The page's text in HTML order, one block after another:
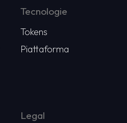
Tecnologie
Tokens
Piattaforma
Legal